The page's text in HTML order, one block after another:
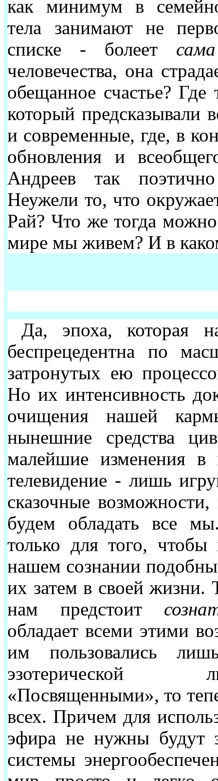
как минимум в
тела занимают не
списке - болеет
человечества, она
обещанное счастье?
который предсказывали
и современные, где, в
обновления и
Андреев так
Неужели то, что
Рай? Что же тогда
мире мы живем? И в
Да, эпоха, которая
беспрецедентна по
затронутых ею
Но их интенсивность
очищения нашей
нынешние средства
малейшие изменения
телевидение - лишь
сказочные
будем обладать все
только для того,
нашем сознании
их затем в своей жизни.
нам предстоит
обладает всеми этими
им пользовались
эзотерической
«Посвященными», то
всех. Причем для
эфира не нужны будут
системы